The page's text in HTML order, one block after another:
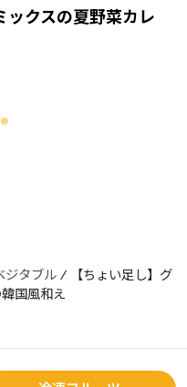
ックスの夏野菜カレ
ジタブル ⁄
【ちょい足し】グ
国風和え